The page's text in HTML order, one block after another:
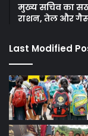
मुख्य सचिव का
राशन, तेल और
Last Modified